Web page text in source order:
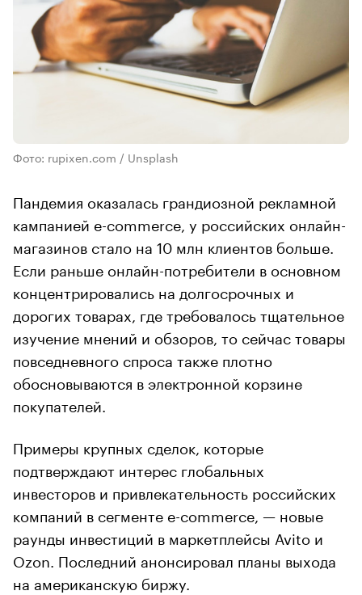
Фото: rupixen.com / Unsplash
Пандемия оказалась грандиозной рекламной
кампанией e-commerce, у российских онлайн-
магазинов стало на 10 млн клиентов больше.
Если раньше онлайн-потребители в основном
концентрировались на долгосрочных и
дорогих товарах, где требовалось тщательное
изучение мнений и обзоров, то сейчас товары
повседневного спроса также плотно
обосновываются в электронной корзине
покупателей.
Примеры крупных сделок, которые
подтверждают интерес глобальных
инвесторов и привлекательность российских
компаний в сегменте e-commerce, — новые
раунды инвестиций в маркетплейсы Avito и
Ozon. Последний анонсировал планы выхода
на американскую биржу.